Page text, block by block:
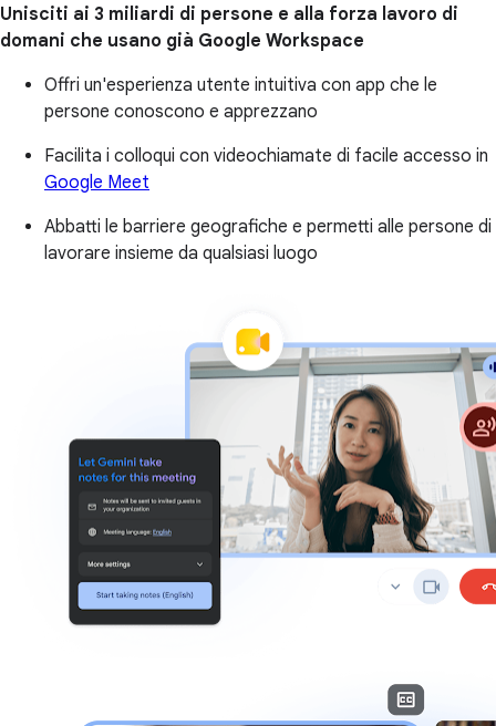
Unisciti ai 3 miliardi di persone e alla forza lavoro di
domani che usano già Google Workspace
Offri un'esperienza utente intuitiva con app che le
persone conoscono e apprezzano
Facilita i colloqui con videochiamate di facile accesso in
Google Meet
Abbatti le barriere geografiche e permetti alle persone di
lavorare insieme da qualsiasi luogo